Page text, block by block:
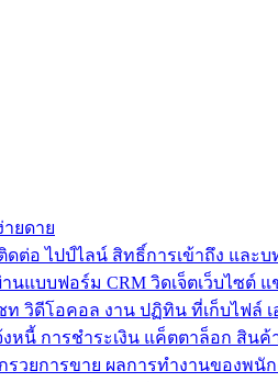
ยดาย
ดต่อ ไปป์ไลน์ สิทธิ์การเข้าถึง และบ
แบบฟอร์ม CRM วิดเจ็ตเว็บไซต์ แ
ท วิดีโอคอล งาน ปฏิทิน ที่เก็บไฟล์
งหนี้ การชำระเงิน แค็ตตาล็อก สิน
รวยการขาย ผลการทำงานของพนั